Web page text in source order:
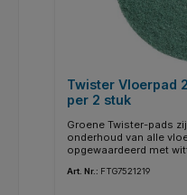
Twister Vloerpad
per 2 stuk
Groene Twister-pads
onderhoud van alle
opgewaardeerd met
Art. Nr.: FTG7521219